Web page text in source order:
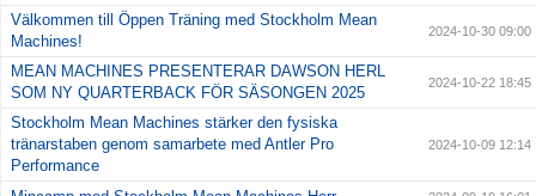
Välkommen till Öppen Träning med Stockholm Mean
Machines!
2024-10-30 09:00
MEAN MACHINES PRESENTERAR DAWSON HERL
SOM NY QUARTERBACK FÖR SÄSONGEN 2025
2024-10-22 18:45
Stockholm Mean Machines stärker den fysiska
tränarstaben genom samarbete med Antler Pro
Performance
2024-10-09 12:14